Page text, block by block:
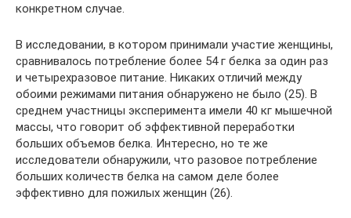
конкретном случае.
В исследовании, в котором принимали участие женщины,
сравнивалось потребление более 54 г белка за один раз
и четырехразовое питание. Никаких отличий между
обоими режимами питания обнаружено не было (25). В
среднем участницы эксперимента имели 40 кг мышечной
массы, что говорит об эффективной переработки
больших объемов белка. Интересно, но те же
исследователи обнаружили, что разовое потребление
больших количеств белка на самом деле более
эффективно для пожилых женщин (26).